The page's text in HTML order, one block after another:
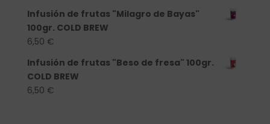
Infusión de frutas "Milagro de Bayas"
100gr. COLD BREW
6,50 €
Infusión de frutas "Beso de fresa" 100gr.
COLD BREW
6,50 €